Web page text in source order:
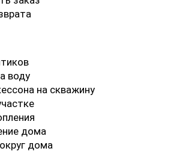
воду
на скважину
дома
дома